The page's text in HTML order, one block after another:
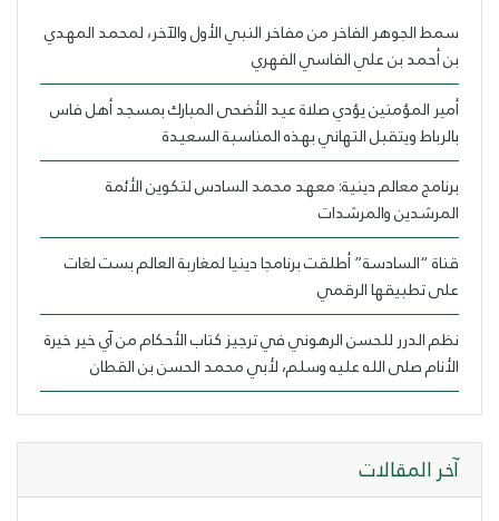
سمط الجوهر الفاخر من مفاخر النبي الأول والآخر، لمحمد المهدي
بن أحمد بن علي الفاسي الفهري
أمير المؤمنين يؤدي صلاة عيد الأضحى المبارك بمسجد أهل فاس
بالرباط ويتقبل التهاني بهذه المناسبة السعيدة
برنامج معالم دينية: معهد محمد السادس لتكوين الأئمة
المرشدين والمرشدات
قناة “السادسة” أطلقت برنامجا دينيا لمغاربة العالم بست لغات
على تطبيقها الرقمي
نظم الدرر للحسن الرهوني في ترجيز كتاب الأحكام من آي خير خيرة
الأنام صلى الله عليه وسلم، لأبي محمد الحسن بن القطان
ﺁﺧﺮ اﻟﻤﻘﺎﻻﺕ